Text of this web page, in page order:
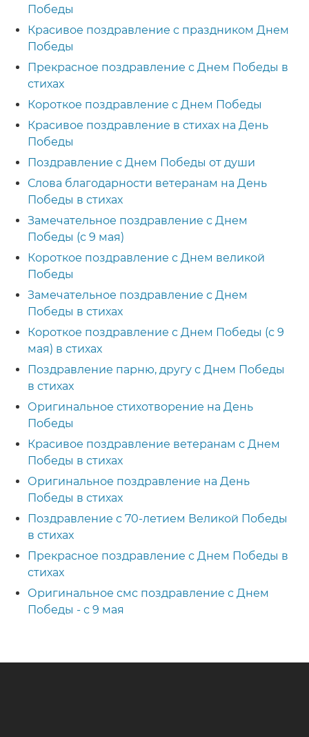
Победы
Красивое поздравление с праздником Днем
Победы
Прекрасное поздравление с Днем Победы в
стихах
Короткое поздравление с Днем Победы
Красивое поздравление в стихах на День
Победы
Поздравление с Днем Победы от души
Слова благодарности ветеранам на День
Победы в стихах
Замечательное поздравление с Днем
Победы (с 9 мая)
Короткое поздравление с Днем великой
Победы
Замечательное поздравление с Днем
Победы в стихах
Короткое поздравление с Днем Победы (с 9
мая) в стихах
Поздравление парню, другу с Днем Победы
в стихах
Оригинальное стихотворение на День
Победы
Красивое поздравление ветеранам с Днем
Победы в стихах
Оригинальное поздравление на День
Победы в стихах
Поздравление с 70-летием Великой Победы
в стихах
Прекрасное поздравление с Днем Победы в
стихах
Оригинальное смс поздравление с Днем
Победы - с 9 мая